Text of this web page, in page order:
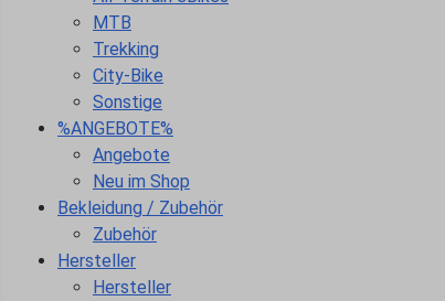
MTB
Trekking
City-Bike
Sonstige
%ANGEBOTE%
Angebote
Neu im Shop
Bekleidung / Zubehör
Zubehör
Hersteller
Hersteller